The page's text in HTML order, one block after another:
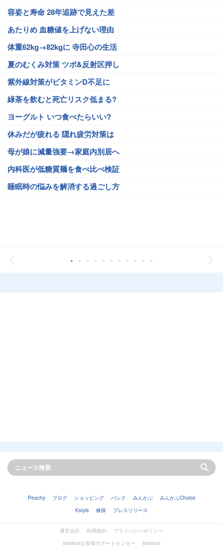
容姿と寿命 28年追跡で見えた差
あたりめ 血糖値を上げない理由
体重62kg→82kgに 寺田心の生活
夏のむくみ対策 ツボ&反射区押し
紫外線対策がビタミンD不足に
緑茶を飲むと死亡リスク低まる?
ヨーグルト いつ食べたらいい?
休みだが疲れる 隠れ疲労対策は
母が娘に減量強要→家庭内別居へ
内科医が低糖質麺を食べ比べ検証
睡眠時の悩みを解消する過ごし方
Peachy ブログ ショッピング バンク みんかぶ
みんかぶChoice
Kstyle
株探 プレスリリース
運営会社 利用規約
プライバシーポリシー
livedoorお客様サポートセンター
livedoor